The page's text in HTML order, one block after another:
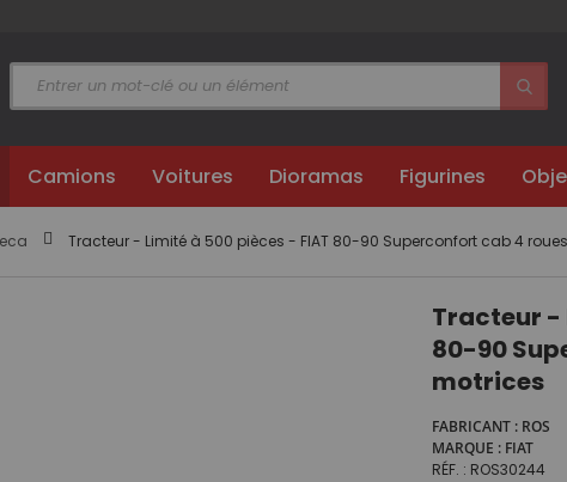
Camions Voitures Dioramas Figurines
Tracteur - Limité à 500 pièces - FIAT 80-90 Superconfort cab 4
Tracteur -
80-90
motrices
FABRICANT
ROS
MARQUE
FIAT
RÉF.
ROS30244